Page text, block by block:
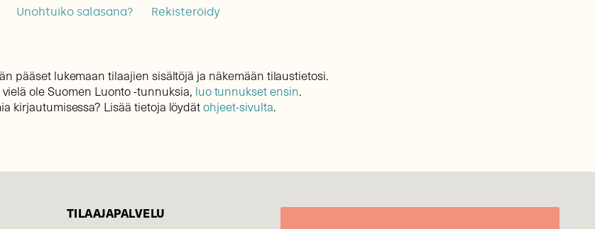
Unohtuiko salasana? Rekisteröidy
pääset lukemaan tilaajien sisältöjä ja näkemään tilaustietosi.
ole Suomen Luonto -tunnuksia, luo tunnukset ensin.
kirjautumisessa? Lisää tietoja löydätohjeet-sivulta.
TILAAJAPALVELU